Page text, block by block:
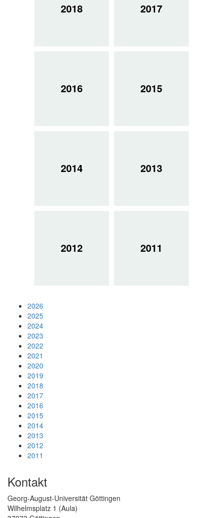
2018 2017
2016 2015
2014 2013
2012 2011
2026
2025
2024
2023
2022
2021
2020
2019
2018
2017
2016
2015
2014
2013
2012
2011
Kontakt
Georg-August-Universität Göttingen
Wilhelmsplatz 1 (Aula)